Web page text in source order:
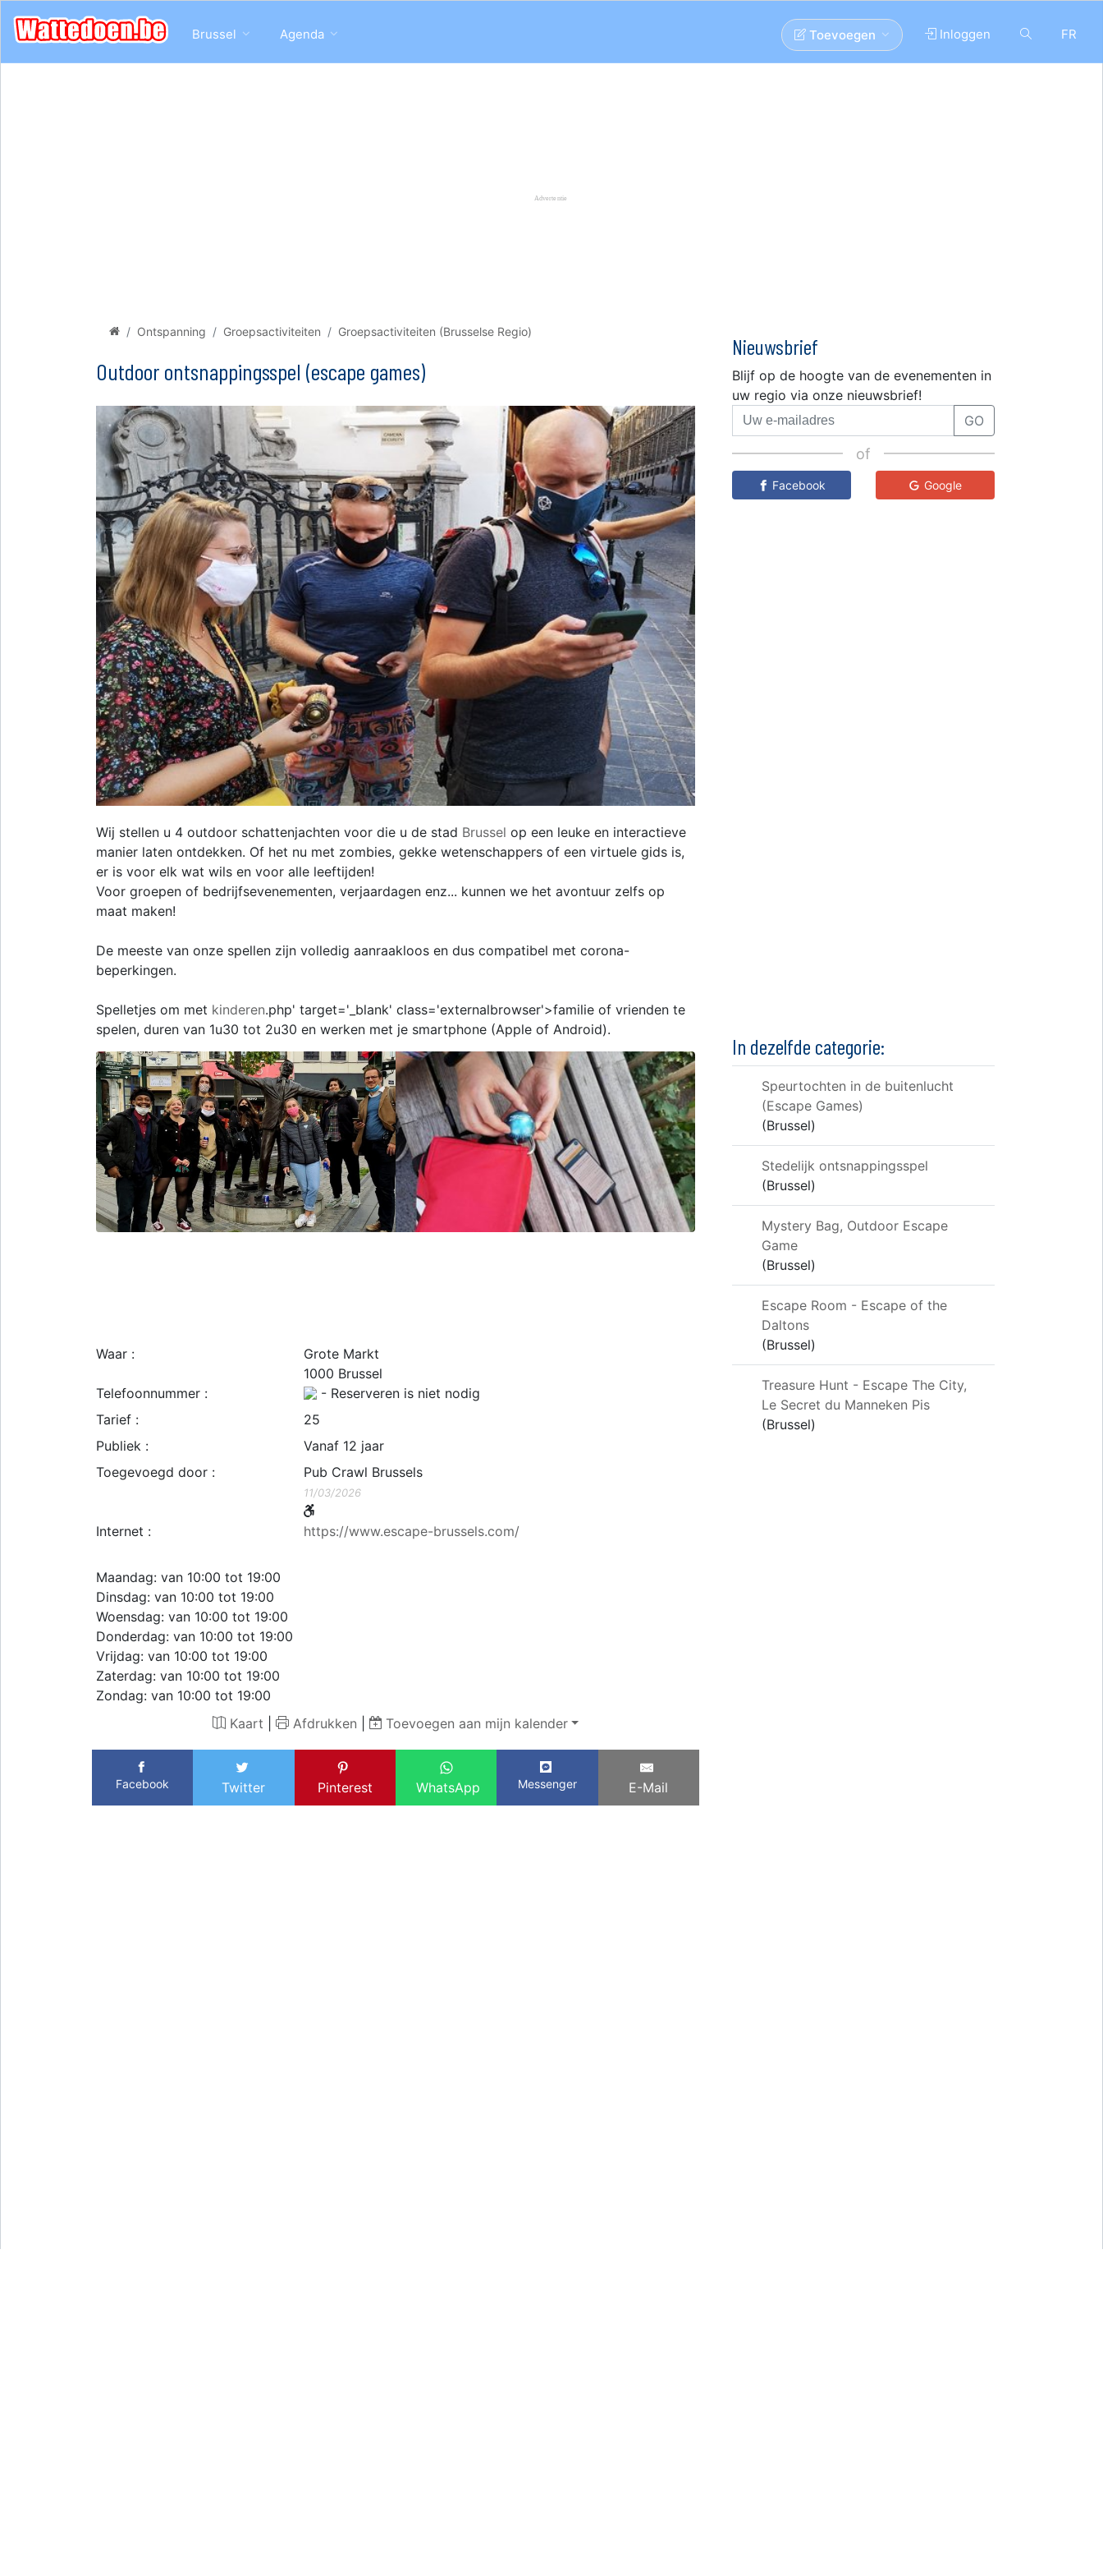
Brussel Agenda FR
Inloggen
Toevoegen
Ontspanning Groepsactiviteiten Groepsactiviteiten (Brusselse Regio)
Outdoor ontsnappingsspel (escape games)
Wij stellen u 4 outdoor schattenjachten voor die u de stad Brussel op een leuke en interactieve
manier laten ontdekken. Of het nu met zombies, gekke wetenschappers of een virtuele gids is,
er is voor elk wat wils en voor alle leeftijden!
Voor groepen of bedrijfsevenementen, verjaardagen enz... kunnen we het avontuur zelfs op
maat maken!
De meeste van onze spellen zijn volledig aanraakloos en dus compatibel met corona-
beperkingen.
Spelletjes om met kinderen.php' target='_blank' class='externalbrowser'>familie of vrienden te
spelen, duren van 1u30 tot 2u30 en werken met je smartphone (Apple of Android).
Waar :
Grote Markt
1000 Brussel
Telefoonnummer :
- Reserveren is niet nodig
Tarief :
25
Publiek :
Vanaf 12 jaar
Toegevoegd door :
Pub Crawl Brussels
11/03/2026
Internet : https://www.escape-brussels.com/
Maandag: van 10:00 tot 19:00
Dinsdag: van 10:00 tot 19:00
Woensdag: van 10:00 tot 19:00
Donderdag: van 10:00 tot 19:00
Vrijdag: van 10:00 tot 19:00
Zaterdag: van 10:00 tot 19:00
Zondag: van 10:00 tot 19:00
Kaart
Afdrukken Toevoegen aan mijn kalender
Facebook Twitter Pinterest WhatsApp Messenger E-Mail
Nieuwsbrief
Blijf op de hoogte van de evenementen in
uw regio via onze nieuwsbrief!
GO
of
Facebook Google
In dezelfde categorie:
Speurtochten in de buitenlucht
(Escape Games)
(Brussel)
Stedelijk ontsnappingsspel
(Brussel)
Mystery Bag, Outdoor Escape
Game
(Brussel)
Escape Room - Escape of the
Daltons
(Brussel)
Treasure Hunt - Escape The City,
Le Secret du Manneken Pis
(Brussel)